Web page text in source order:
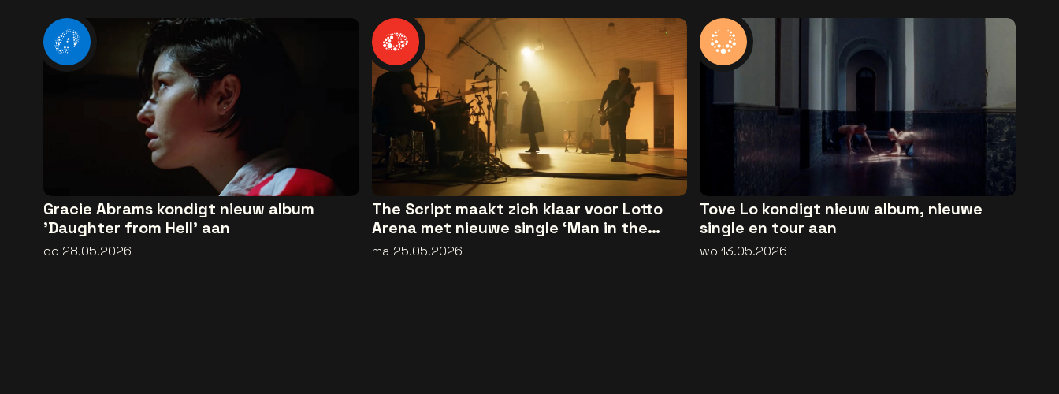
Gracie Abrams kondigt nieuw album
'Daughter from Hell' aan
do 28.05.2026
The Script maakt zich klaar voor Lotto
Arena met nieuwe single ‘Man in the
Arena’
ma 25.05.2026
Tove Lo kondigt nieuw album, nieuwe
single en tour aan
wo 13.05.2026